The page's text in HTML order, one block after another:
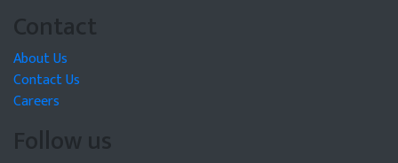
Contact
About Us
Contact Us
Careers
Follow us